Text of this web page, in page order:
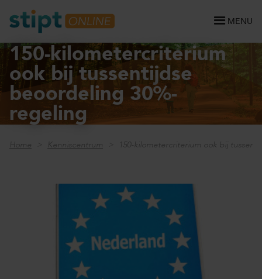
MENU
150-kilometercriterium
ook bij tussentijdse
beoordeling 30%-
regeling
Home Kenniscentrum 150-kilometercriterium ook bij